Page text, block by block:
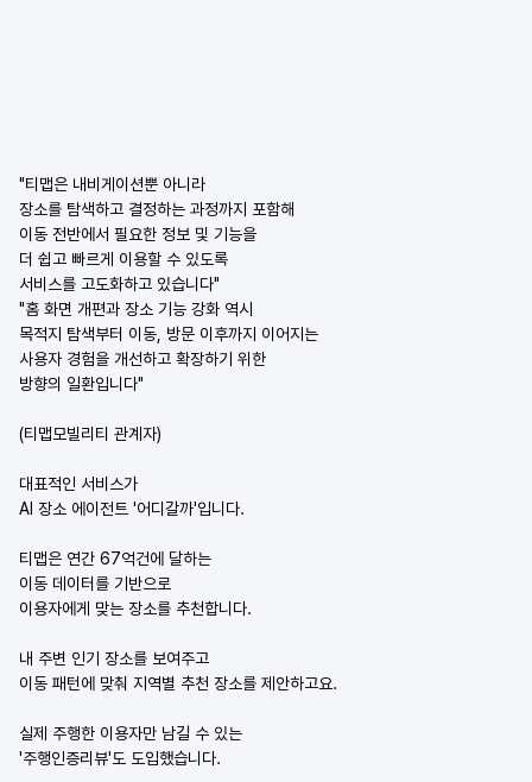
"티맵은 내비게이션뿐 아니라
장소를 탐색하고 결정하는 과정까지 포함해
이동 전반에서 필요한 정보 및 기능을
더 쉽고 빠르게 이용할 수 있도록
서비스를 고도화하고 있습니다"
"홈 화면 개편과 장소 기능 강화 역시
목적지 탐색부터 이동, 방문 이후까지 이어지는
사용자 경험을 개선하고 확장하기 위한
방향의 일환입니다"
(티맵모빌리티 관계자)
대표적인 서비스가
AI 장소 에이전트 '어디갈까'입니다.
티맵은 연간 67억건에 달하는
이동 데이터를 기반으로
이용자에게 맞는 장소를 추천합니다.
내 주변 인기 장소를 보여주고
이동 패턴에 맞춰 지역별 추천 장소를 제안하고요.
실제 주행한 이용자만 남길 수 있는
'주행인증리뷰'도 도입했습니다.